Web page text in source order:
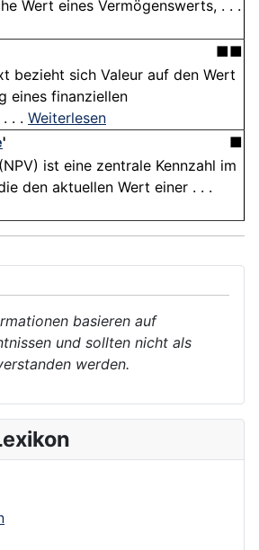
Wert eines Vermögenswerts, . . .
■■
bezieht sich Valeur auf den Wert
eines finanziellen
. . Weiterlesen
'
■
ist eine zentrale Kennzahl im
den aktuellen Wert einer . . .
basieren auf
und sollten nicht als
werden.